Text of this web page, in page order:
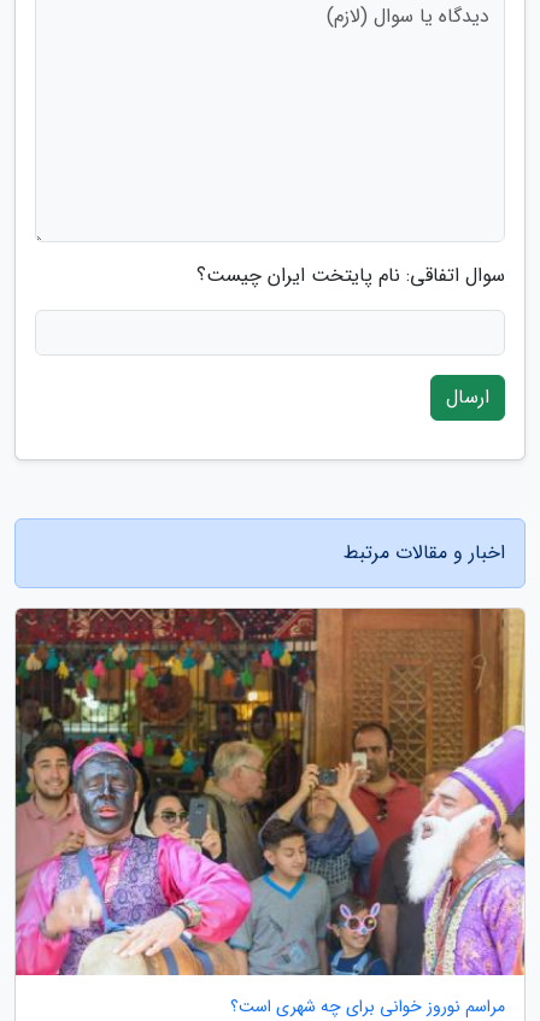
سوال اتفاقی: نام پایتخت ایران چیست؟
ارسال
اخبار و مقالات مرتبط
مراسم نوروز خوانی برای چه شهری است؟